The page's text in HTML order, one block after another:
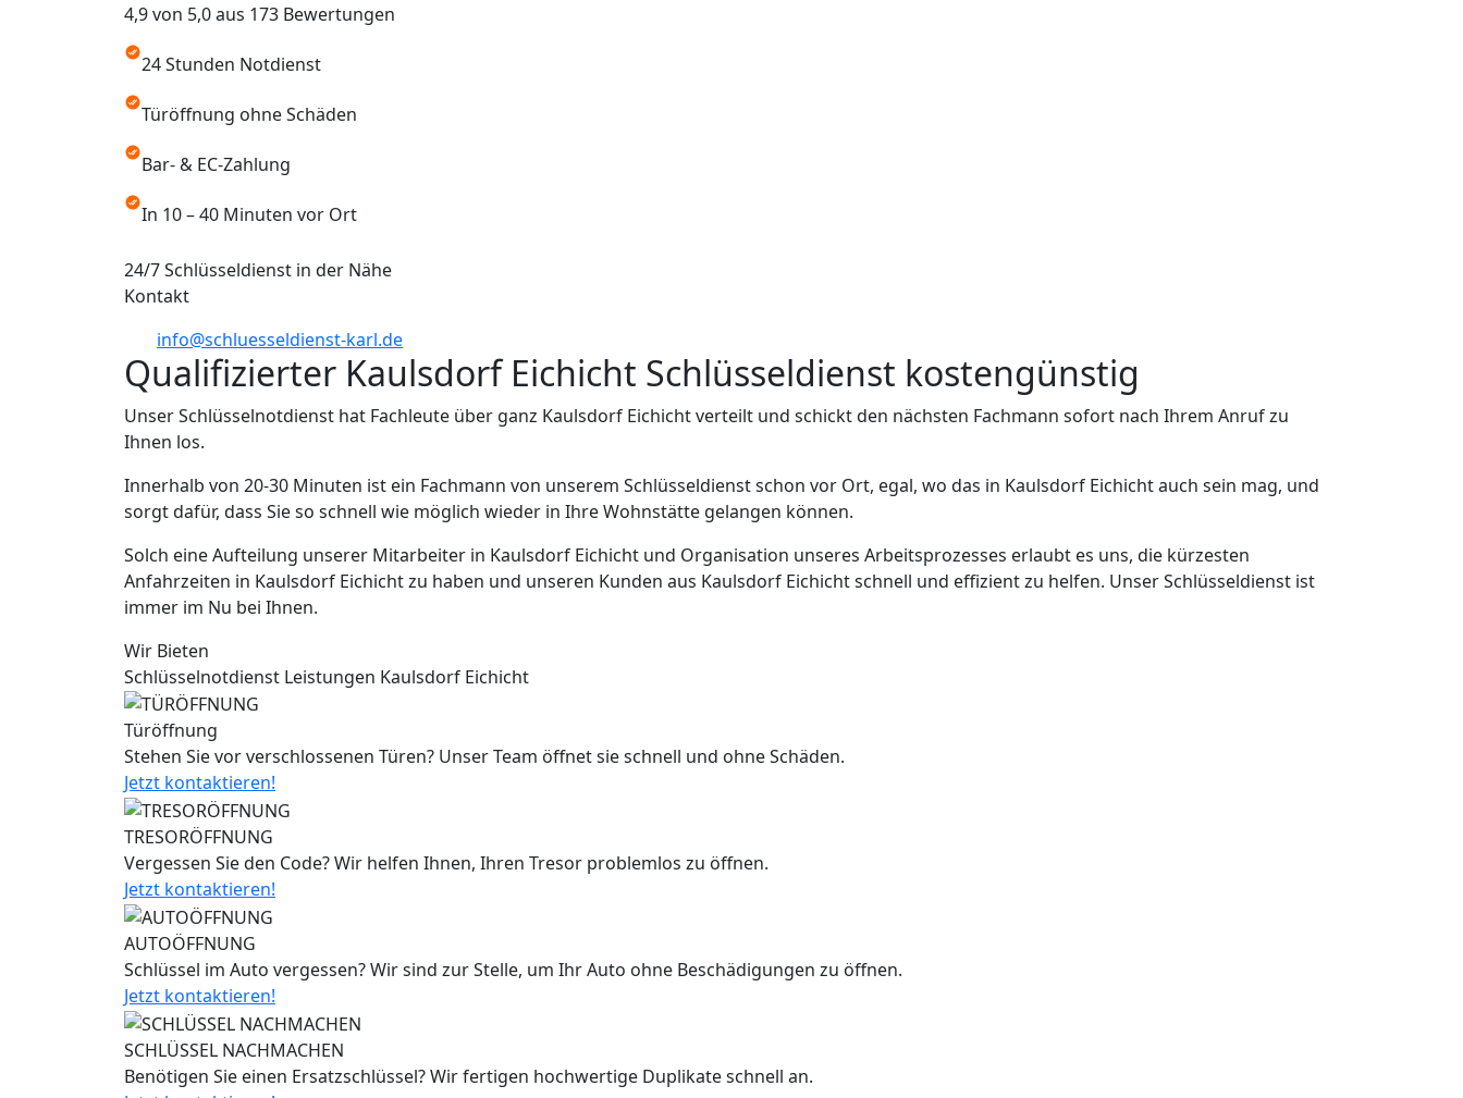
4,9 von 5,0 aus 173 Bewertungen
24 Stunden Notdienst
Türöffnung ohne Schäden
Bar- & EC-Zahlung
In 10 – 40 Minuten vor Ort
24/7 Schlüsseldienst in der Nähe
Kontakt
info@schluesseldienst-karl.de
Qualifizierter Kaulsdorf Eichicht Schlüsseldienst kostengünstig
Unser Schlüsselnotdienst hat Fachleute über ganz Kaulsdorf Eichicht verteilt und schickt den nächsten Fachmann sofort nach Ihrem Anruf zu
Ihnen los.
Innerhalb von 20-30 Minuten ist ein Fachmann von unserem Schlüsseldienst schon vor Ort, egal, wo das in Kaulsdorf Eichicht auch sein mag, und
sorgt dafür, dass Sie so schnell wie möglich wieder in Ihre Wohnstätte gelangen können.
Solch eine Aufteilung unserer Mitarbeiter in Kaulsdorf Eichicht und Organisation unseres Arbeitsprozesses erlaubt es uns, die kürzesten
Anfahrzeiten in Kaulsdorf Eichicht zu haben und unseren Kunden aus Kaulsdorf Eichicht schnell und effizient zu helfen. Unser Schlüsseldienst ist
immer im Nu bei Ihnen.
Wir Bieten
Schlüsselnotdienst Leistungen Kaulsdorf Eichicht
Türöffnung
Stehen Sie vor verschlossenen Türen? Unser Team öffnet sie schnell und ohne Schäden.
Jetzt kontaktieren!
TRESORÖFFNUNG
Vergessen Sie den Code? Wir helfen Ihnen, Ihren Tresor problemlos zu öffnen.
Jetzt kontaktieren!
AUTOÖFFNUNG
Schlüssel im Auto vergessen? Wir sind zur Stelle, um Ihr Auto ohne Beschädigungen zu öffnen.
Jetzt kontaktieren!
SCHLÜSSEL NACHMACHEN
Benötigen Sie einen Ersatzschlüssel? Wir fertigen hochwertige Duplikate schnell an.